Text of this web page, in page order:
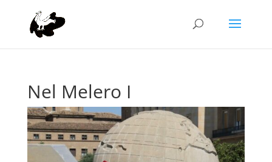
Nel Melero I